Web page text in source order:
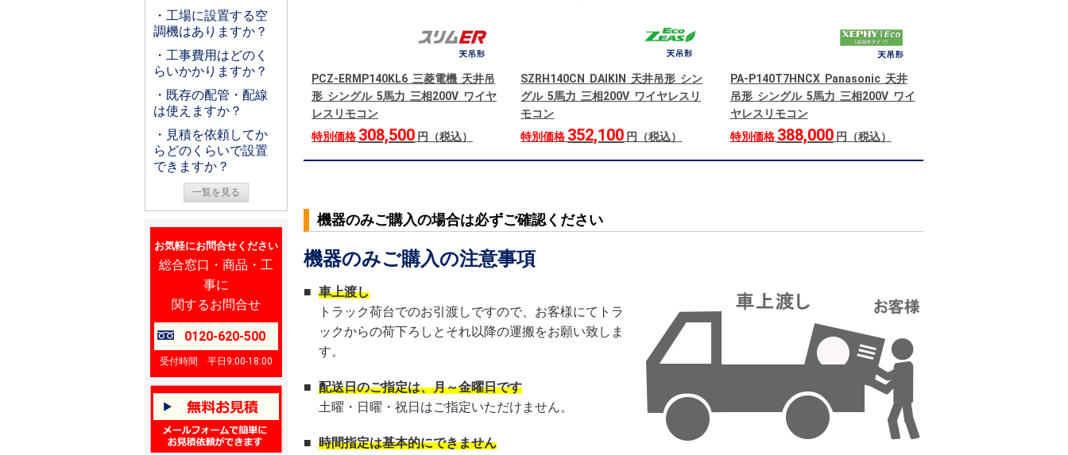
・工場に設置する空
調機はありますか？
・工事費用はどのく
らいかかりますか？
・既存の配管・配線
は使えますか？
・見積を依頼してか
らどのくらいで設置
できますか？
一覧を見る
お気軽にお問合せください
総合窓口・商品・工
事に
関するお問合せ
0120-620-500
受付時間 平日9:00-18:00
PCZ-ERMP140KL6 三菱電機 天井吊
形 シングル 5馬力 三相200V ワイヤ
レスリモコン
特別価格 308,500 円（税込）
SZRH140CN DAIKIN 天井吊形 シン
グル 5馬力 三相200V ワイヤレスリ
モコン
特別価格 352,100 円（税込）
PA-P140T7HNCX Panasonic 天井
吊形 シングル 5馬力 三相200V ワイ
ヤレスリモコン
特別価格 388,000円（税込）
機器のみご購入の場合は必ずご確認ください
機器のみご購入の注意事項
■ 車上渡し
トラック荷台でのお引渡しですので、お客様にてトラ
ックからの荷下ろしとそれ以降の運搬をお願い致しま
す。
■ 配送日のご指定は、月～金曜日です
土曜・日曜・祝日はご指定いただけません。
■ 時間指定は基本的にできません